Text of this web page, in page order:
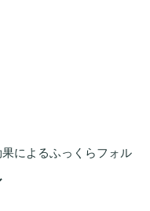
によるふっくらフォル